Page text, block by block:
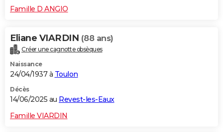
Famille D ANGIO
Eliane VIARDIN (88 ans)
Créer une cagnotte obsèques
Naissance
24/04/1937 à Toulon
Décès
14/06/2025 au Revest-les-Eaux
Famille VIARDIN